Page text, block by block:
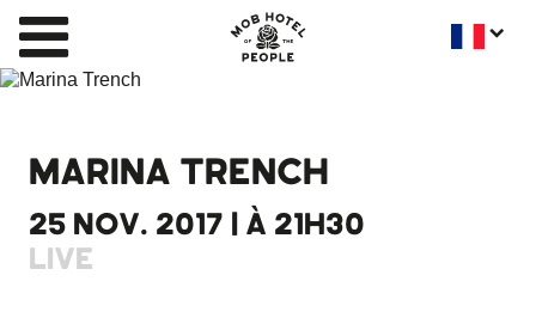
MARINA TRENCH
25 NOV. 2017 | À 21H30
LIVE